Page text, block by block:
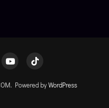
Powered byWordPress